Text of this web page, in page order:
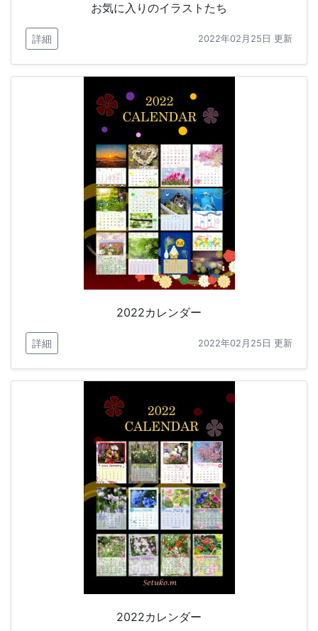
お気に入りのイラストたち
詳細 2022年02月25日 更新
2022カレンダー
詳細 2022年02月25日 更新
2022カレンダー